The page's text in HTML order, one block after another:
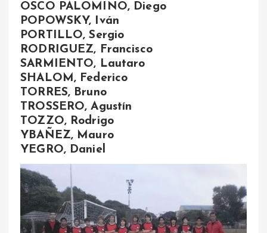
OSCO PALOMINO, Diego
POPOWSKY, Iván
PORTILLO, Sergio
RODRIGUEZ, Francisco
SARMIENTO, Lautaro
SHALOM, Federico
TORRES, Bruno
TROSSERO, Agustín
TOZZO, Rodrigo
YBAÑEZ, Mauro
YEGRO, Daniel